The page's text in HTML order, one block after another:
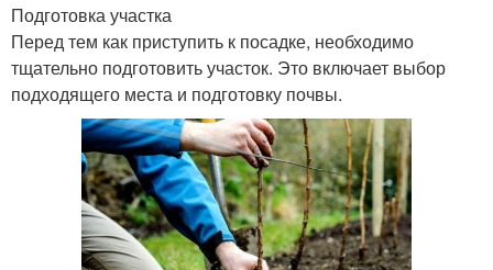
Подготовка участка
Перед тем как приступить к посадке, необходимо
тщательно подготовить участок. Это включает выбор
подходящего места и подготовку почвы.